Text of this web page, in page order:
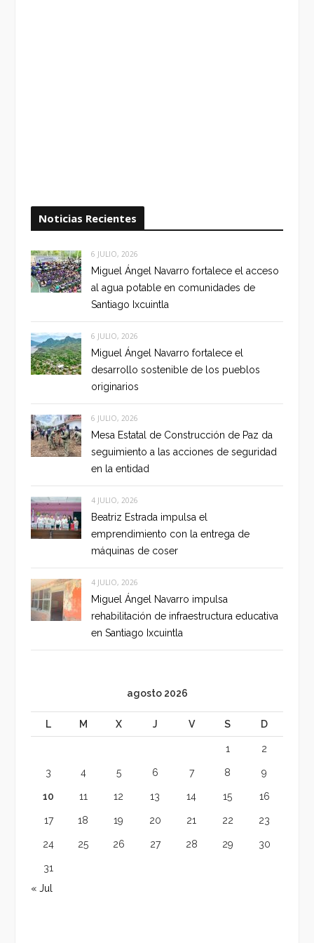
Noticias Recientes
6 JULIO, 2026
Miguel Ángel Navarro fortalece el acceso
al agua potable en comunidades de
Santiago Ixcuintla
6 JULIO, 2026
Miguel Ángel Navarro fortalece el
desarrollo sostenible de los pueblos
originarios
6 JULIO, 2026
Mesa Estatal de Construcción de Paz da
seguimiento a las acciones de seguridad
en la entidad
4 JULIO, 2026
Beatriz Estrada impulsa el
emprendimiento con la entrega de
máquinas de coser
4 JULIO, 2026
Miguel Ángel Navarro impulsa
rehabilitación de infraestructura educativa
en Santiago Ixcuintla
agosto 2026
L M X J V S D
1 2
3 4 5 6 7 8 9
10 11 12 13 14 15 16
17 18 19 20 21 22 23
24 25 26 27 28 29 30
31
« Jul